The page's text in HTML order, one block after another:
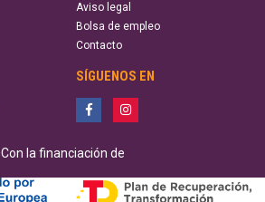
Aviso legal
Bolsa de empleo
Contacto
SÍGUENOS EN
Con la financiación de